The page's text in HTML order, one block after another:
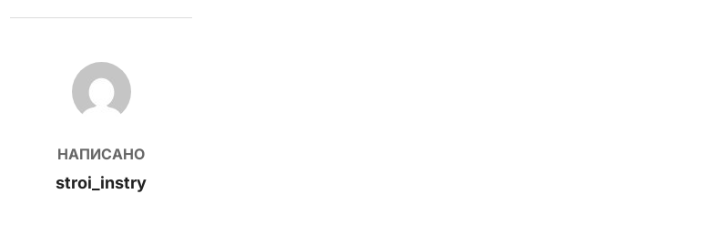
АВТОР ЗАПИСИ
НАПИСАНО
stroi_instry